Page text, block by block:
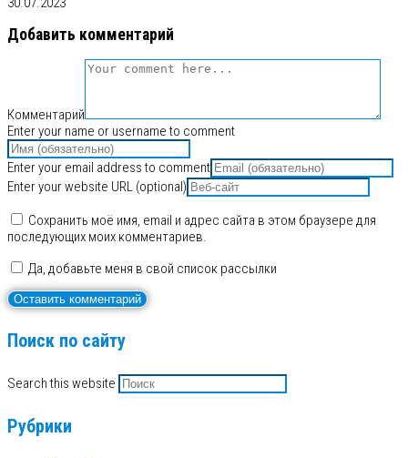
Добавить комментарий
Комментарий
Enter your name or username to comment
Enter your email address to comment
Enter your website URL (optional)
Сохранить моё имя, email и адрес сайта в этом браузере для
последующих моих комментариев.
Да, добавьте меня в свой список рассылки
Поиск по сайту
Search this website
Рубрики